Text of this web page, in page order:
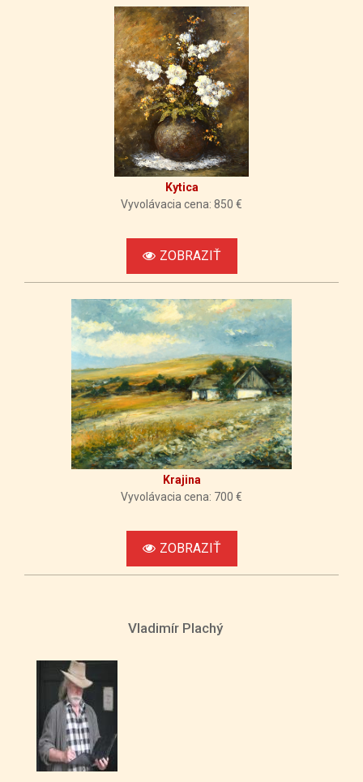
Kytica
Vyvolávacia cena: 850 €
ZOBRAZIŤ
Krajina
Vyvolávacia cena: 700 €
ZOBRAZIŤ
Vladimír Plachý